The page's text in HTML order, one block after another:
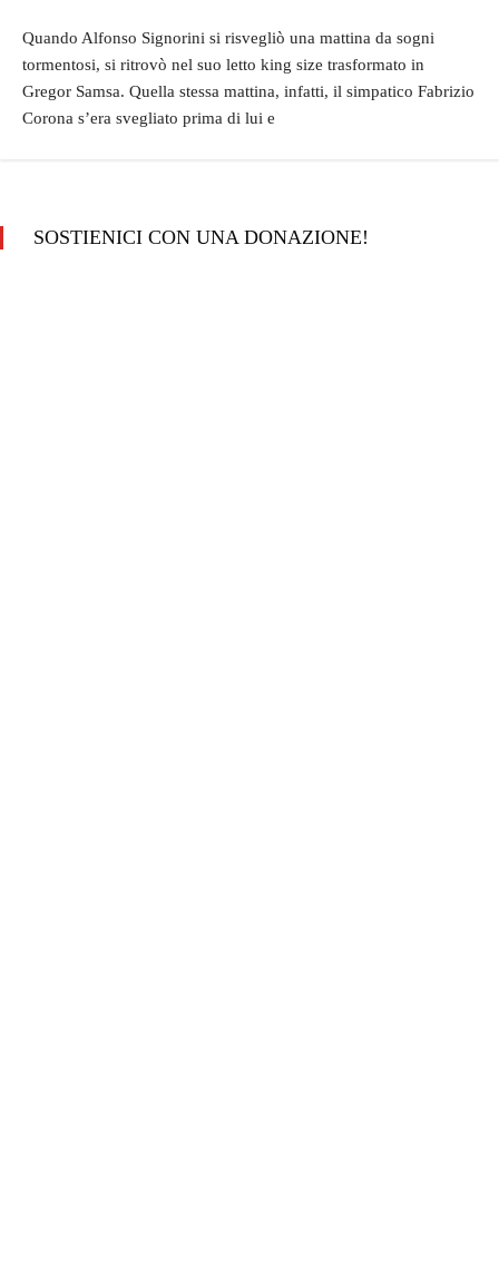
Quando Alfonso Signorini si risvegliò una mattina da sogni
tormentosi, si ritrovò nel suo letto king size trasformato in
Gregor Samsa. Quella stessa mattina, infatti, il simpatico Fabrizio
Corona s’era svegliato prima di lui e
SOSTIENICI CON UNA DONAZIONE!